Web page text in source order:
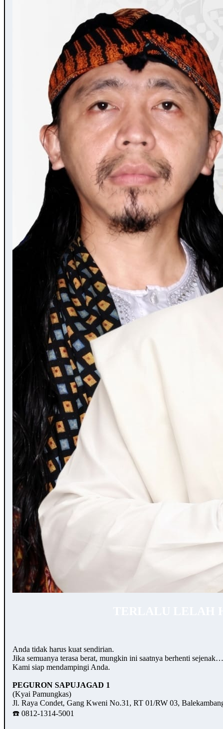
Anda tidak harus kuat sendirian.
Jika semuanya terasa berat, mungkin ini saatnya berhenti
Kami siap mendampingi Anda.
PEGURON SAPUJAGAD 1
(Kyai Pamungkas)
Jl. Raya Condet, Gang Kweni No.31, RT 01/RW 03,
☎️ 0812-1314-5001